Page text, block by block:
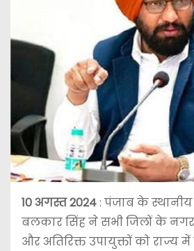
10 अगस्त 2024: पंजाब के स्थानीय
बलकार सिंह ने सभी जिलों के
और अतिरिक्त उपायुक्तों को राज्य